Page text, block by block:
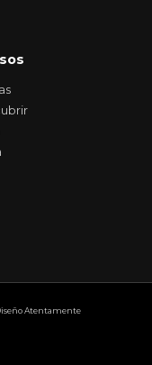
Atentamente